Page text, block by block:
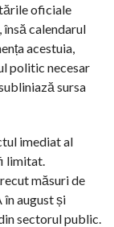
oficiale
însă calendarul
acestuia,
politic necesar
sursa
imediat al
limitat.
măsuri de
august și
sectorul public.